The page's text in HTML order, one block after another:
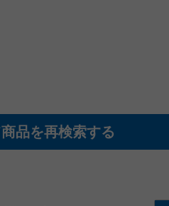
品を再検索する